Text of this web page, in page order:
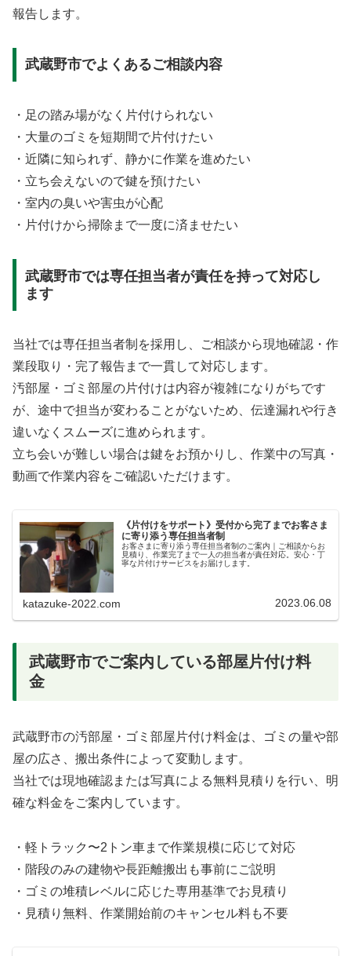
報告します。
武蔵野市でよくあるご相談内容
・足の踏み場がなく片付けられない
・大量のゴミを短期間で片付けたい
・近隣に知られず、静かに作業を進めたい
・立ち会えないので鍵を預けたい
・室内の臭いや害虫が心配
・片付けから掃除まで一度に済ませたい
武蔵野市では専任担当者が責任を持って対応し
ます
当社では専任担当者制を採用し、ご相談から現地確認・作
業段取り・完了報告まで一貫して対応します。
汚部屋・ゴミ部屋の片付けは内容が複雑になりがちです
が、途中で担当が変わることがないため、伝達漏れや行き
違いなくスムーズに進められます。
立ち会いが難しい場合は鍵をお預かりし、作業中の写真・
動画で作業内容をご確認いただけます。
《片付けをサポート》受付から完了までお客さま
に寄り添う専任担当者制
お客さまに寄り添う専任担当者制のご案内｜ご相談からお
見積り、作業完了まで一人の担当者が責任対応。安心・丁
寧な片付けサービスをお届けします。
katazuke-2022.com 2023.06.08
武蔵野市でご案内している部屋片付け料
金
武蔵野市の汚部屋・ゴミ部屋片付け料金は、ゴミの量や部
屋の広さ、搬出条件によって変動します。
当社では現地確認または写真による無料見積りを行い、明
確な料金をご案内しています。
・軽トラック〜2トン車まで作業規模に応じて対応
・階段のみの建物や長距離搬出も事前にご説明
・ゴミの堆積レベルに応じた専用基準でお見積り
・見積り無料、作業開始前のキャンセル料も不要